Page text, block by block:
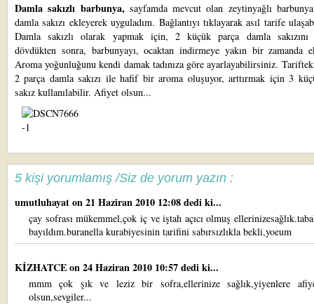
Damla sakızlı barbunya, sayfamda mevcut olan zeytinyağlı
damla sakızı ekleyerek uyguladım. Bağlantıyı tıklayarak asıl tarife
Damla sakızlı olarak yapmak için, 2 küçük parça damla sakızını
dövdükten sonra, barbunyayı, ocaktan indirmeye yakın bir zamanda
Aroma yoğunluğunu kendi damak tadınıza göre ayarlayabilirsiniz.
2 parça damla sakızı ile hafif bir aroma oluşuyor, arttırmak için 3
sakız kullanılabilir. Afiyet olsun...
5 kişi yorumlamış /Siz de yorum yazın :
umutluhayaton 21 Haziran 2010 12:08 dedi ki...
çay sofrası mükemmel,çok iç ve iştah açıcı olmuş
bayıldım.buranella kurabiyesinin tarifini sabırsızlıkla bekli,yoeum
KİZHATCEon 24 Haziran 2010 10:57 dedi ki...
mmm çok şık ve leziz bir sofra,ellerinize sağlık,yiyenlere
olsun,sevgiler...